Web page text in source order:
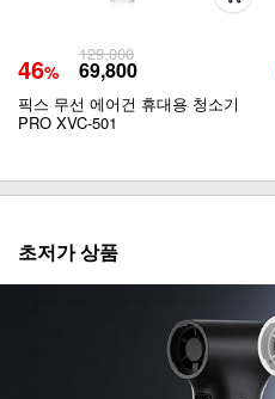
46%
129,000
69,800
픽스 무선 에어건 휴대용 청소기
PRO XVC-501
초저가 상품